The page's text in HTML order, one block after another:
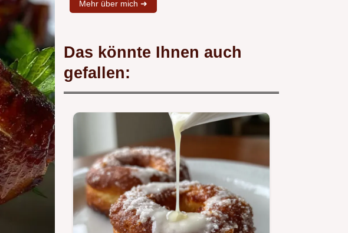
Mehr über mich ➜
Das könnte Ihnen auch
gefallen: